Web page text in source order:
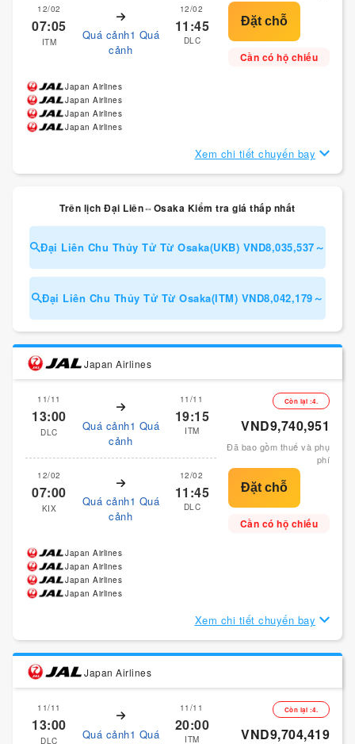
12/02
07:05
ITM
Quá cảnh1 Quá
cảnh
12/02
11:45
DLC
Cần có hộ chiếu
Japan Airlines
Japan Airlines
Japan Airlines
Japan Airlines
Xem chi tiết chuyến bay
Trên lịch Đại Liên⇔Osaka Kiểm tra giá thấp nhất
Đại Liên Chu Thủy Tử Từ Osaka(UKB) VND8,035,537～
Đại Liên Chu Thủy Tử Từ Osaka(ITM) VND8,042,179～
Japan Airlines
11/11
13:00
DLC
Quá cảnh1 Quá
cảnh
11/11
19:15
ITM
12/02
07:00
KIX
Quá cảnh1 Quá
cảnh
12/02
11:45
DLC
Còn lại :4.
VND9,740,951
Đã bao gồm thuế và phụ
phí
Cần có hộ chiếu
Japan Airlines
Japan Airlines
Japan Airlines
Japan Airlines
Xem chi tiết chuyến bay
Japan Airlines
11/11
13:00
DLC
Quá cảnh1 Quá
11/11
20:00
ITM
Còn lại :4.
VND9,704,419